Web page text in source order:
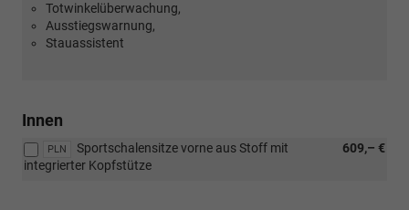
Totwinkelüberwachung,
Ausstiegswarnung,
Stauassistent
Innen
PLN 609,– €
Sportschalensitze vorne aus Stoff mit
integrierter Kopfstütze